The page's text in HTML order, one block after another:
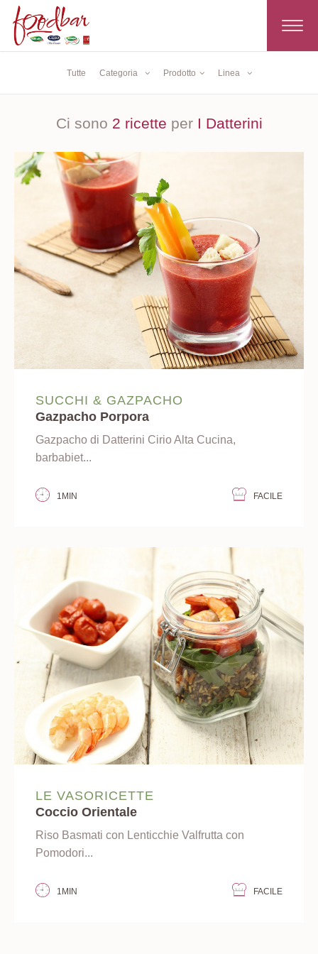
Toggle
Tutte Categoria Prodotto Linea
Ci sono 2 ricette per I Datterini
SUCCHI & GAZPACHO
Gazpacho Porpora
Gazpacho di Datterini Cirio Alta Cucina,
barbabiet...
1MIN FACILE
LE VASORICETTE
Coccio Orientale
Riso Basmati con Lenticchie Valfrutta con
Pomodori...
1MIN FACILE